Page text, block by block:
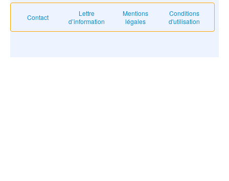
Contact
Lettre
d’information
Mentions
légales
Conditions
d'utilisation